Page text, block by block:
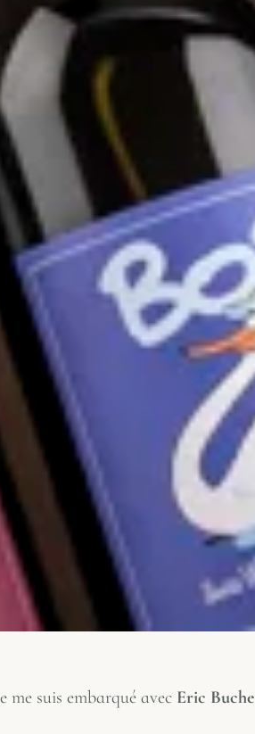
me suis embarqué avec Eric Buche